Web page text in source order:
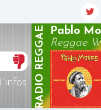
RADIO
REGGAE
Pablo
Reggae